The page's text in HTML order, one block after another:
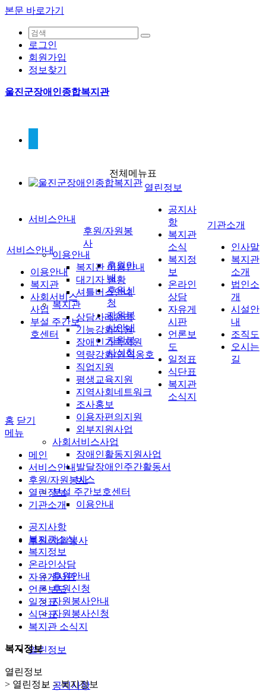
본문 바로가기
로그인
회원가입
정보찾기
울진군장애인종합복지관
서비스안내
이용안내
복지관 이용안내
대기자 현황
셔틀버스안내
복지관
상담사례관리
기능강화지원
장애인가족지원
역량강화/권익옹호
직업지원
평생교육지원
지역사회네트워크
조사홍보
이용자편의지원
외부지원사업
사회서비스사업
장애인활동지원사업
발달장애인주간활동서
비스
부설 주간보호센터
이용안내
후원/자원봉사
후원안내
후원신청
자원봉사안내
자원봉사신청
열린정보
공지사항
전체메뉴표
서비스안내
이용안내
복지관
사회서비스
사업
부설 주간보
호센터
후원/자원봉
사
후원안
내
후원신
청
자원봉
사안내
자원봉
사신청
열린정보
공지사
항
복지관
소식
복지정
보
온라인
상담
자유게
시판
언론보
도
일정표
식단표
복지관
소식지
기관소개
인사말
복지관
소개
법인소
개
시설안
내
조직도
오시는
길
홈 닫기
메뉴
메인
서비스안내
후원/자원봉사
열린정보
기관소개
공지사항
복지관소식
복지정보
온라인상담
자유게시판
언론보도
일정표
식단표
복지관 소식지
복지정보
열린정보
> 열린정보 > 복지정보